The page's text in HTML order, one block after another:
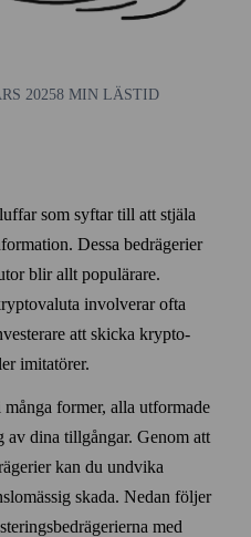
20258 MIN LÄSTID
som syftar till att stjäla
Dessa bedrägerier
blir allt populärare.
involverar ofta
att skicka krypto­
imitatörer.
former, alla utformade
av dina till­gångar. Genom att
kan du undvika
skada. Nedan följer
med